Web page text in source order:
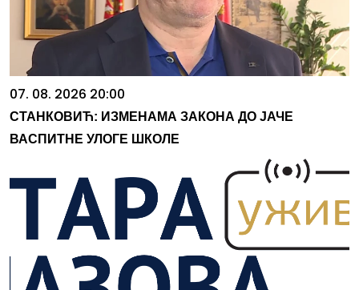
07. 08. 2026 20:00
СТАНКОВИЋ: ИЗМЕНАМА ЗАКОНА ДО ЈАЧЕ
ВАСПИТНЕ УЛОГЕ ШКОЛЕ